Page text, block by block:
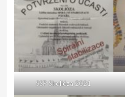
SSP Skolióza 2021